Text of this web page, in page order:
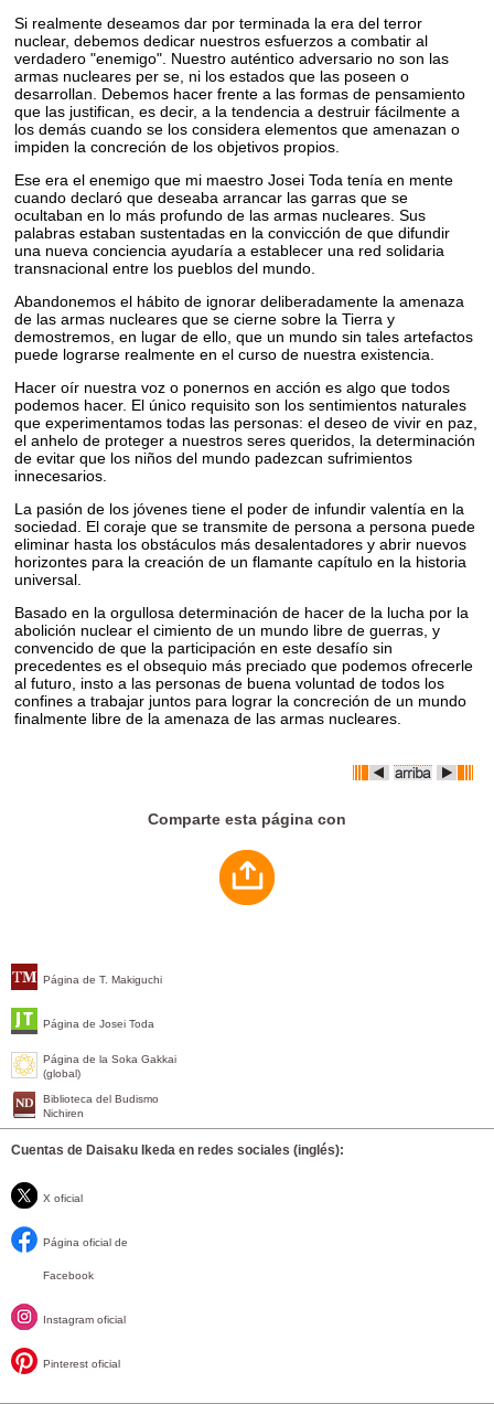
Página de T. Makiguchi
Página de Josei Toda
Página de la Soka Gakkai
(global)
Biblioteca del Budismo
Nichiren
Cuentas de Daisaku Ikeda en redes sociales (inglés):
X oficial
Página oficial de
Facebook
Instagram oficial
Pinterest oficial
Si realmente deseamos dar por terminada la era del terror
nuclear, debemos dedicar nuestros esfuerzos a combatir al
verdadero "enemigo". Nuestro auténtico adversario no son las
armas nucleares per se, ni los estados que las poseen o
desarrollan. Debemos hacer frente a las formas de pensamiento
que las justifican, es decir, a la tendencia a destruir fácilmente a
los demás cuando se los considera elementos que amenazan o
impiden la concreción de los objetivos propios.
Ese era el enemigo que mi maestro Josei Toda tenía en mente
cuando declaró que deseaba arrancar las garras que se
ocultaban en lo más profundo de las armas nucleares. Sus
palabras estaban sustentadas en la convicción de que difundir
una nueva conciencia ayudaría a establecer una red solidaria
transnacional entre los pueblos del mundo.
Abandonemos el hábito de ignorar deliberadamente la amenaza
de las armas nucleares que se cierne sobre la Tierra y
demostremos, en lugar de ello, que un mundo sin tales artefactos
puede lograrse realmente en el curso de nuestra existencia.
Hacer oír nuestra voz o ponernos en acción es algo que todos
podemos hacer. El único requisito son los sentimientos naturales
que experimentamos todas las personas: el deseo de vivir en paz,
el anhelo de proteger a nuestros seres queridos, la determinación
de evitar que los niños del mundo padezcan sufrimientos
innecesarios.
La pasión de los jóvenes tiene el poder de infundir valentía en la
sociedad. El coraje que se transmite de persona a persona puede
eliminar hasta los obstáculos más desalentadores y abrir nuevos
horizontes para la creación de un flamante capítulo en la historia
universal.
Basado en la orgullosa determinación de hacer de la lucha por la
abolición nuclear el cimiento de un mundo libre de guerras, y
convencido de que la participación en este desafío sin
precedentes es el obsequio más preciado que podemos ofrecerle
al futuro, insto a las personas de buena voluntad de todos los
confines a trabajar juntos para lograr la concreción de un mundo
finalmente libre de la amenaza de las armas nucleares.
Comparte esta página con